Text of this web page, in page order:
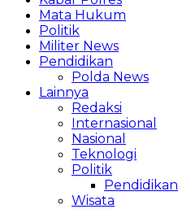
Mata Hukum
Politik
Militer News
Pendidikan
Polda News
Lainnya
Redaksi
Internasional
Nasional
Teknologi
Politik
Pendidikan
Wisata